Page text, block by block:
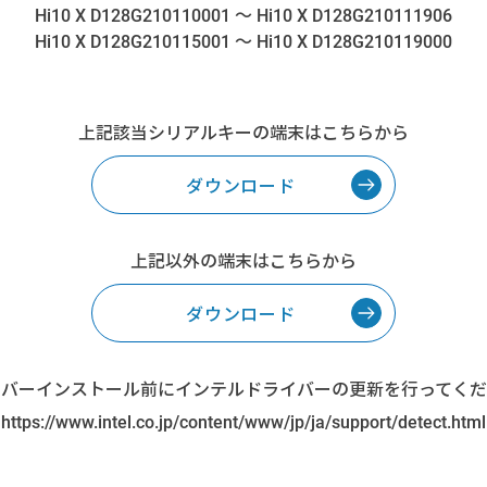
上記該当シリアルキーの端末はこちらから
ダウンロード
上記以外の端末はこちらから
ダウンロード
ーインストール前にインテルドライバーの更新を行ってく
https://www.intel.co.jp/content/www/jp/ja/support/detect.html
Hi10 X D128G210110001 ～ Hi10 X D128G210111906
Hi10 X D128G210115001 ～ Hi10 X D128G210119000